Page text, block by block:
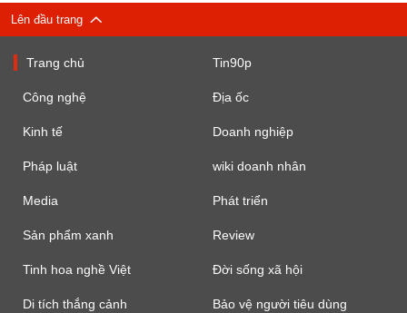
Lên đầu trang
Trang chủ Tin90p
Công nghệ Địa ốc
Kinh tế Doanh nghiệp
Pháp luật wiki doanh nhân
Media Phát triển
Sản phẩm xanh Review
Tinh hoa nghề Việt Đời sống xã hội
Di tích thắng cảnh Bảo vệ người tiêu dùng